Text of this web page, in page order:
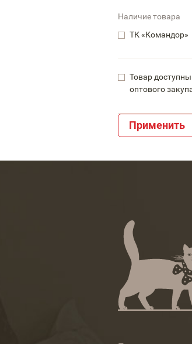
Наличие товара
ТК «Командор»
Товар
оптового
Применить